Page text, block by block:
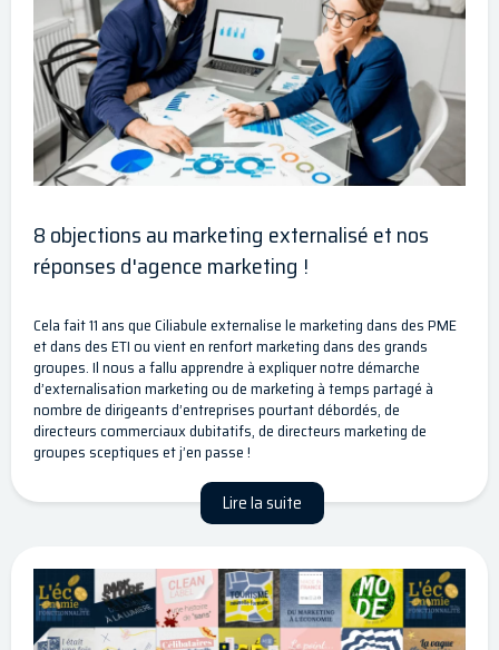
8 objections au marketing externalisé et nos
réponses d'agence marketing !
Cela fait 11 ans que Ciliabule externalise le marketing dans des PME
et dans des ETI ou vient en renfort marketing dans des grands
groupes. Il nous a fallu apprendre à expliquer notre démarche
d’externalisation marketing ou de marketing à temps partagé à
nombre de dirigeants d’entreprises pourtant débordés, de
directeurs commerciaux dubitatifs, de directeurs marketing de
groupes sceptiques et j’en passe !
Lire la suite